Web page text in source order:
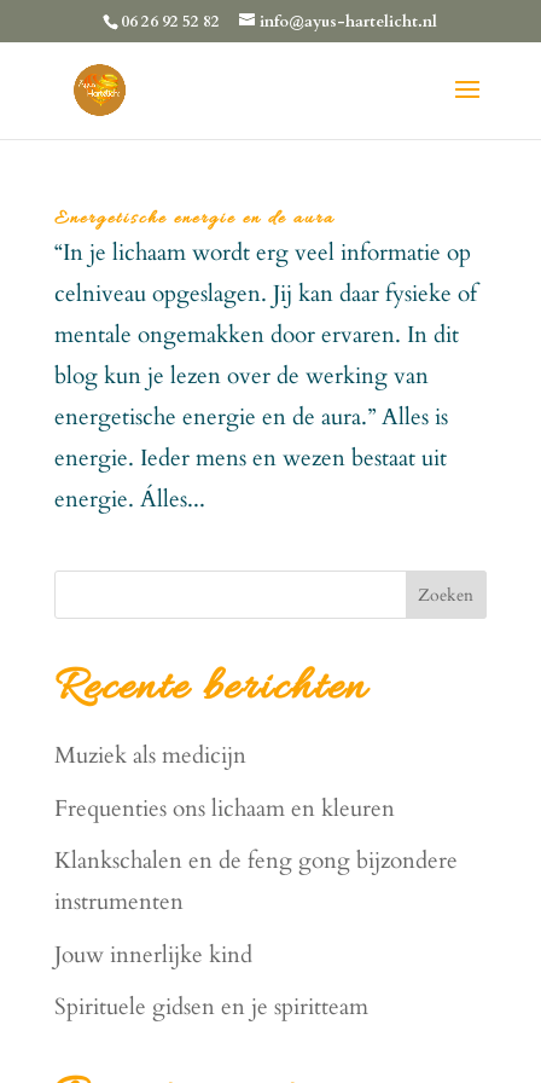
06 26 92 52 82 info@ayus-hartelicht.nl
Energetische energie en de aura
“In je lichaam wordt erg veel informatie op
celniveau opgeslagen. Jij kan daar fysieke of
mentale ongemakken door ervaren. In dit
blog kun je lezen over de werking van
energetische energie en de aura.” Alles is
energie. Ieder mens en wezen bestaat uit
energie. Álles...
Zoeken
Recente berichten
Muziek als medicijn
Frequenties ons lichaam en kleuren
Klankschalen en de feng gong bijzondere
instrumenten
Jouw innerlijke kind
Spirituele gidsen en je spiritteam